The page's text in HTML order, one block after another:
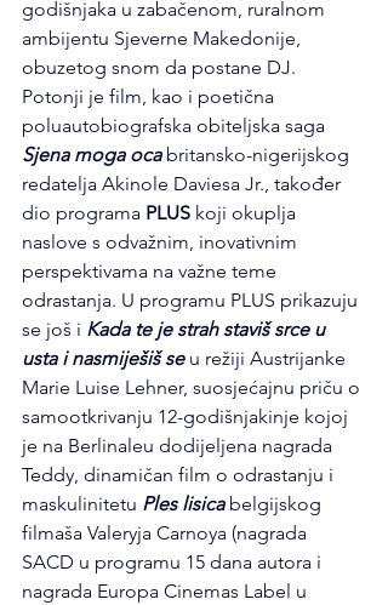
godišnjaka u zabačenom, ruralnom
ambijentu Sjeverne Makedonije,
obuzetog snom da postane DJ.
Potonji je film, kao i poetična
poluautobiografska obiteljska saga
Sjena moga oca britansko-nigerijskog
redatelja Akinole Daviesa Jr., također
dio programa PLUS koji okuplja
naslove s odvažnim, inovativnim
perspektivama na važne teme
odrastanja. U programu PLUS prikazuju
se još i Kada te je strah staviš srce u
usta i nasmiješiš se u režiji Austrijanke
Marie Luise Lehner, suosjećajnu priču o
samootkrivanju 12-godišnjakinje kojoj
je na Berlinaleu dodijeljena nagrada
Teddy, dinamičan film o odrastanju i
maskulinitetu Ples lisica belgijskog
filmaša Valeryja Carnoya (nagrada
SACD u programu 15 dana autora i
nagrada Europa Cinemas Label u